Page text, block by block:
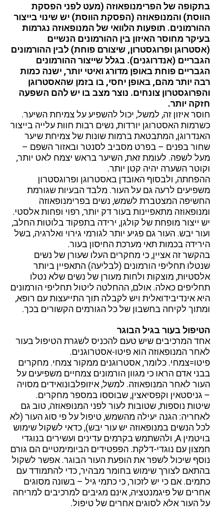
בתקופה של הפרימנופאוזה (מעט לפני הפסקת
הווסת) והמנופאוזה (הפסקת הווסת) יש שינוי בייצור
ההורמונים. תופעות הלוואי של המנופאוזה נגרמות
בעיקר מחוסר האיזון בין ההורמונים הנשיים
(אסטרוגן ופרוגסטרון, שיצורם פוחת) לבין ההורמונים
הגבריים (אנדרוגנים). בגלל שייצור ההורמונים
הגבריים פוחת באופן מדורג ואיטי יותר, ישנה כמות
רבה יותר מהם, באופן יחסי, בו בזמן שהאסטרוגן
והפרוגסטרון צונחים. נוצר מצב בו יש להם השפעה
חזקה יותר.
חוסר איזון זה, למשל, יכול להשפיע על צמיחת השיער.
כשרמות האסטרוגן יורדות, נשים רבות חוות עלייה בייצור
האנדרוגן, המתבטאת ברמות שונות של צמיחת שיער
שחור בפנים – בפרט מסביב לסנטר ובאזור השפם –
מעל לשפה. לעומת זאת, השיער בראש יצמח לאט יותר,
וקוטר השערה יהיה קטן יותר.
ההפחתה, ולבסוף האובדן באסטרוגן ופרוגסטרון
משפיעים לרעה גם על העור. מלבד הבעיות שגורמת
החשיפה המצטברת לשמש, נשים בפרימנופאוזה
ומנופאוזה מתאפיינות בעור דק יותר, רפוי ופחות אלסטי.
יש ייצור מופחת של קולגן, ירידה בתפקוד בלוטות החלב,
ועור יבש. העור גם פגיע יותר לגורמי גירוי ואלרגיה, בשל
הירידה בכמות תאי מערכת החיסון בעור.
בהקשר זה אציין, כי מחקרים העלו שעורן של נשים
שנטלו תחליפי הורמונים (לבליעה) התאפיין ביותר
אלסטיות, מוצקות ולחות מעורן של נשים שלא נטלו
תחליפים כאלה. אולם, ההחלטה ליטול תחליפי הורמונים
היא אינדיבידואלית ויש לקבלה תוך התייעצות עם רופא,
ומתוך לקיחה בחשבון של כל הגורמים הקשורים בכך.
הטיפול בעור בגיל הבוגר
אחד המרכיבים שיש טעם להכניס לשגרת הטיפול בעור
לאחר המנופאוזה הוא פיטו-אסטרוגנים.
פיטו=צמחי. כלומר, אסטרוגנים ממקור צמחי. מחקרים
בבני אדם הראו כי מגוון הורמונים צמחיים משפיעים על
העור לאחר המנופאוזה. למשל, איזופלבונואידים מסויה
– גניסטאין וקפסיאצין, שבוססו במספר מחקרים.
שיטות נוספות, שטובות לעור לפני המנופאוזה, טוב גם
לאחריה: הגנה יעילה מהשמש, טיפול על פי סוג העור (לא
לכל הנשים במנופאוזה יש עור יבש), כדאי לשקול שימוש
בויטמין A, ולהשתמש בקרמים עדינים ועשירים בנוגדי
חמצון עם נוגדי-דלקת. הפפטידים הביומימטיים הם גורם
נוסף שיכול לשפר את הופעת העור הבוגר. אפשר לשקול
בהתאם לצורך שימוש בחומר מבהיר, כדי להתמודד עם
כתמים. אם כי יש לזכור, כי כתמי גיל – בשונה מסוגים
אחרים של פיגמנטציה, אינם מגיבים למרכיבים למריחה
על העור אלא לסוגים אחרים של טיפול.